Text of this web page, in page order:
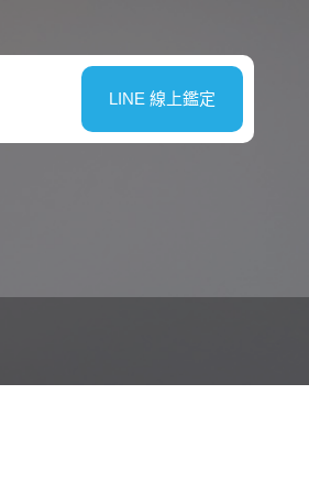
LINE 線上鑑定